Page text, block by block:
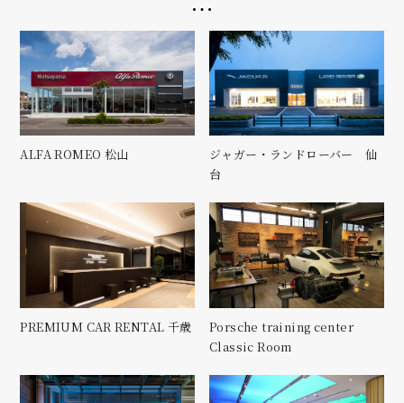
ALFA ROMEO 松山
ジャガー・ランドローバー 仙
台
PREMIUM CAR RENTAL 千歳
Porsche training center
Classic Room